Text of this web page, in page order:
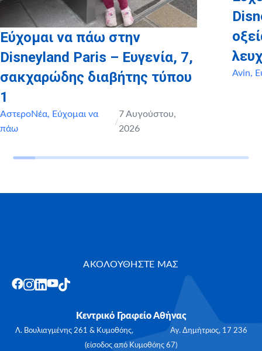
Εύχομαι να πάω στην
Disneyland Paris – Ευγενία, 7,
σακχαρώδης διαβήτης τύπου
1
ΑστεροΝέα, Εύχομαι να
πάω
/
7 Αυγούστου,
2026
Avin,
ΑΚΟΛΟΥΘΗΣΤΕ ΜΑΣ
Κεντρικό Γραφείο Αθήνας
Λ. Βουλιαγμένης 261 & Κυμοθόης, Αγ. Δημήτριος, 17 236
(είσοδος από Κυμοθόης 67)